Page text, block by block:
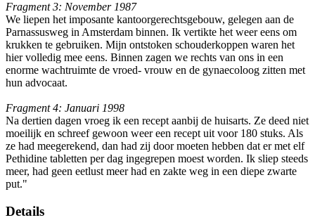
Fragment 3: November 1987
We liepen het imposante kantoorgerechtsgebouw, gelegen aan de
Parnassusweg in Amsterdam binnen. Ik vertikte het weer eens om
krukken te gebruiken. Mijn ontstoken schouderkoppen waren het
hier volledig mee eens. Binnen zagen we rechts van ons in een
enorme wachtruimte de vroed- vrouw en de gynaecoloog zitten met
hun advocaat.
Fragment 4: Januari 1998
Na dertien dagen vroeg ik een recept aanbij de huisarts. Ze deed niet
moeilijk en schreef gewoon weer een recept uit voor 180 stuks. Als
ze had meegerekend, dan had zij door moeten hebben dat er met elf
Pethidine tabletten per dag ingegrepen moest worden. Ik sliep steeds
meer, had geen eetlust meer had en zakte weg in een diepe zwarte
put."
Details